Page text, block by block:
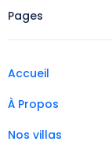
Pages
Accueil
À Propos
Nos villas